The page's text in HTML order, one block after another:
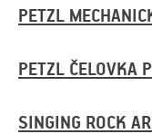
PETZL
PETZL ČELOVKA
SINGING ROCK